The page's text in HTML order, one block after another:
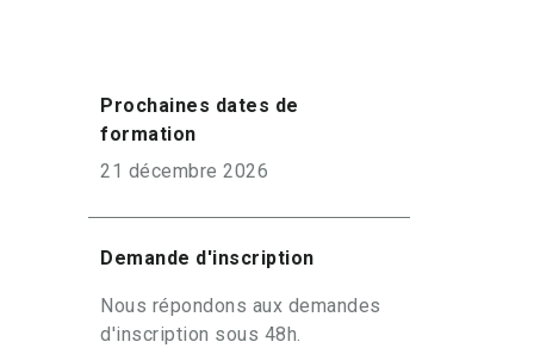
Prochaines dates de
formation
21 décembre 2026
Demande d'inscription
Nous répondons aux demandes
d'inscription sous 48h.